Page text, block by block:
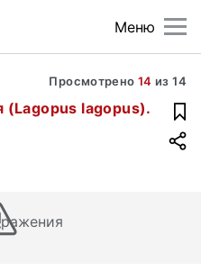
Меню
Просмотрено 14 из14
(Lagopus lagopus).